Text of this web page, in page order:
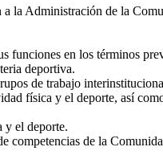
la Administración de la
en los términos
deportiva.
de trabajo
física y el deporte, así
y el deporte.
competencias de la